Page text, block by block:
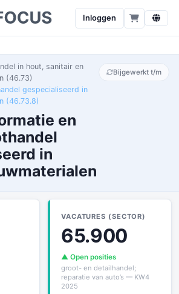
Inloggen
in hout, sanitair en
(46.73)
gespecialiseerd in
(46.73.8)
en
in
Bijgewerkt t/m
VACATURES (SECTOR)
65.900
▲ Open posities
groot- en detailhandel;
reparatie van auto’s — KW4
2025